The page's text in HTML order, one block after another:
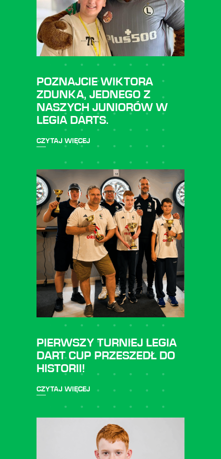
POZNAJCIE WIKTORA
ZDUNKA, JEDNEGO Z
NASZYCH JUNIORÓW W
LEGIA DARTS.
CZYTAJ WIĘCEJ
PIERWSZY TURNIEJ LEGIA
DART CUP PRZESZEDŁ DO
HISTORII!
CZYTAJ WIĘCEJ